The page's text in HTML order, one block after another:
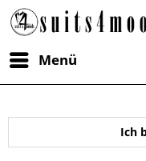
Menü
Ich